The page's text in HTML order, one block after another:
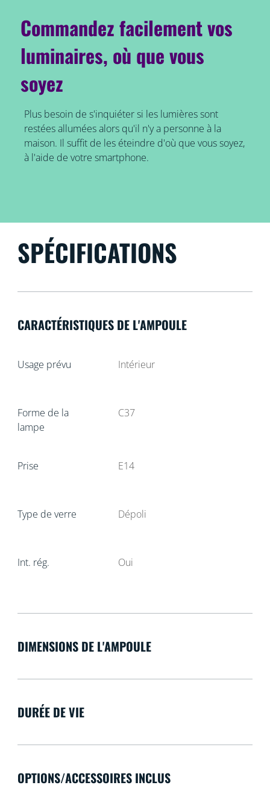
Commandez facilement vos
luminaires, où que vous
soyez
Plus besoin de s'inquiéter si les lumières sont
restées allumées alors qu'il n'y a personne à la
maison. Il suffit de les éteindre d'où que vous soyez,
à l'aide de votre smartphone.
SPÉCIFICATIONS
CARACTÉRISTIQUES DE L'AMPOULE
Usage prévu Intérieur
Forme de la
lampe
C37
Prise E14
Type de verre Dépoli
Int. rég. Oui
DIMENSIONS DE L'AMPOULE
DURÉE DE VIE
OPTIONS/ACCESSOIRES INCLUS